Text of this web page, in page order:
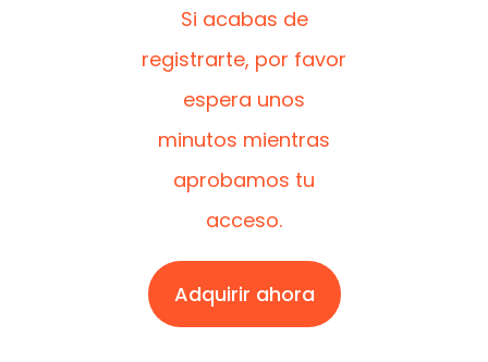
Si acabas de
registrarte, por favor
espera unos
minutos mientras
aprobamos tu
acceso.
Adquirir ahora